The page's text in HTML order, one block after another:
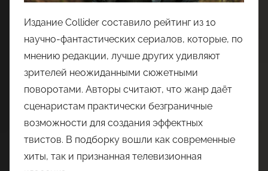
Издание Collider составило рейтинг из 10
научно-фантастических сериалов, которые, по
мнению редакции, лучше других удивляют
зрителей неожиданными сюжетными
поворотами. Авторы считают, что жанр даёт
сценаристам практически безграничные
возможности для создания эффектных
твистов. В подборку вошли как современные
хиты, так и признанная телевизионная